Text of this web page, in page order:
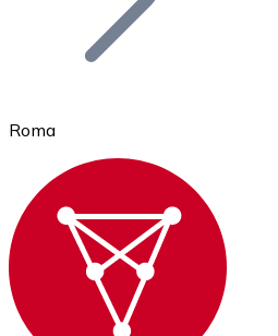
Ethereum
ETH
Roma